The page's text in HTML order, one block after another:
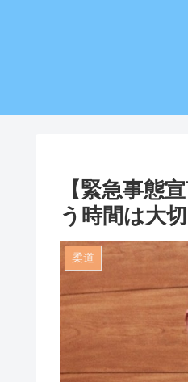
【緊急事態
う時間は大切
柔道